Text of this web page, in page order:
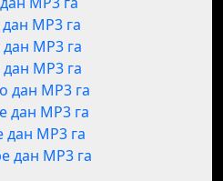
MP3 га
MP3 га
MP3 га
дан MP3 га
дан MP3 га
дан MP3 га
дан MP3 га